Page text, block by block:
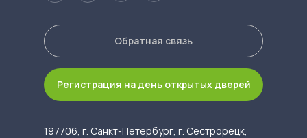
197706, г. Санкт-Петербург, г. Сестрорецк,
Обратная связь
Регистрация на день открытых дверей